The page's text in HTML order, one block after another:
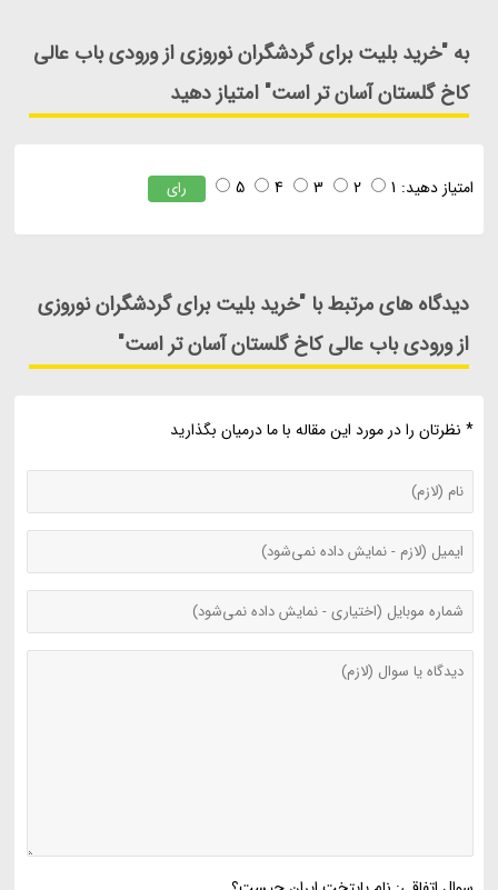
به "خرید بلیت برای گردشگران نوروزی از ورودی باب عالی
کاخ گلستان آسان تر است" امتیاز دهید
امتیاز دهید: 1
2
3
4
5 رای
دیدگاه های مرتبط با "خرید بلیت برای گردشگران نوروزی
از ورودی باب عالی کاخ گلستان آسان تر است"
* نظرتان را در مورد این مقاله با ما درمیان بگذارید